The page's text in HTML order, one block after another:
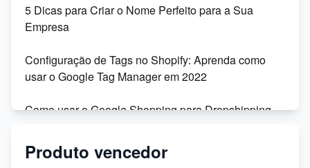
5 Dicas para Criar o Nome Perfeito para a Sua
Empresa
Configuração de Tags no Shopify: Aprenda como
usar o Google Tag Manager em 2022
Como usar o Google Shopping para Dropshipping
Migração da Shoptime para o DSync: Recursos,
Produto vencedor